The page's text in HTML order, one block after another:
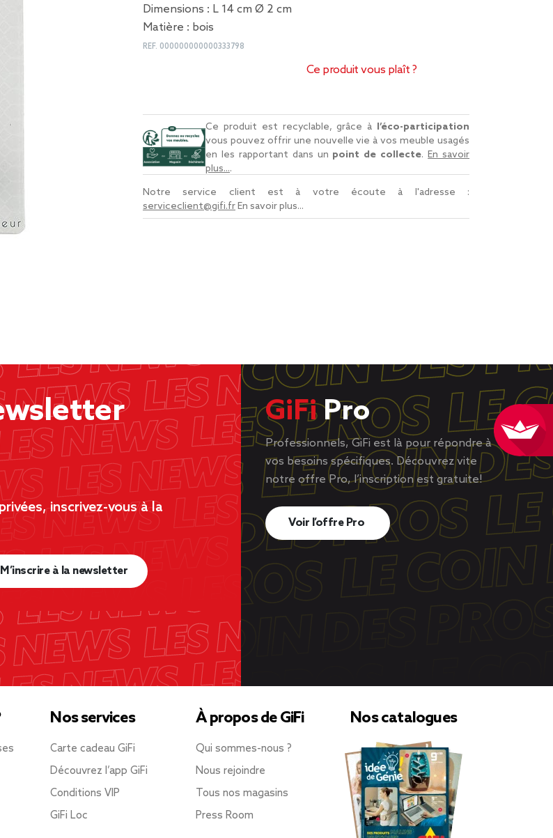
Dimensions : L 14 cm Ø 2 cm
Matière : bois
REF. 000000000000333798
Ce produit vous plaît ?
Ce produit est recyclable, grâce à l’éco-participation
vous pouvez offrir une nouvelle vie à vos meuble usagés
en les rapportant dans un point de collecte.En savoir
plus....
Notre service client est à votre écoute à l'adresse :
serviceclient@gifi.frEn savoir plus...
inscrivez-vous à la
M’inscrire à la newsletter
GiFiPro
Professionnels, GiFi est là pour répondre à
vos besoins spécifiques. Découvrez vite
notre offre Pro, l’inscription est gratuite!
Voir l’offre Pro
Nos services
Carte cadeau GiFi
Découvrez l’app GiFi
Conditions VIP
GiFi Loc
À propos de GiFi
Qui sommes-nous ?
Nous rejoindre
Tous nos magasins
Press Room
Nos catalogues